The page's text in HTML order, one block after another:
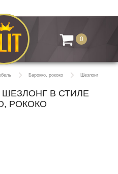
0
Барокко, рококо Шезлонг
В СТИЛЕ
РОКОКО